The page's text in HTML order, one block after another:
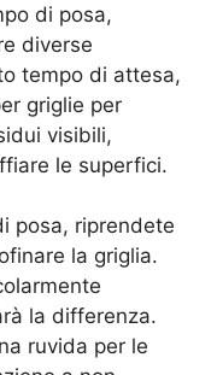
di posa,
diverse
tempo di attesa,
griglie per
visibili,
le superfici.
posa, riprendete
la griglia.
la differenza.
ruvida per le